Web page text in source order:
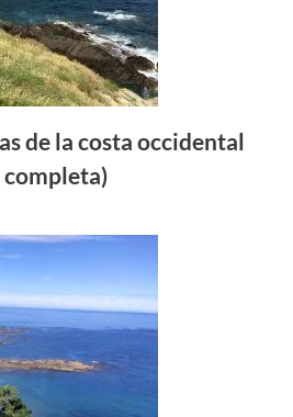
de la costa occidental